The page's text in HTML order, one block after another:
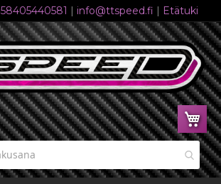
| info@ttspeed.fi | Etätuki